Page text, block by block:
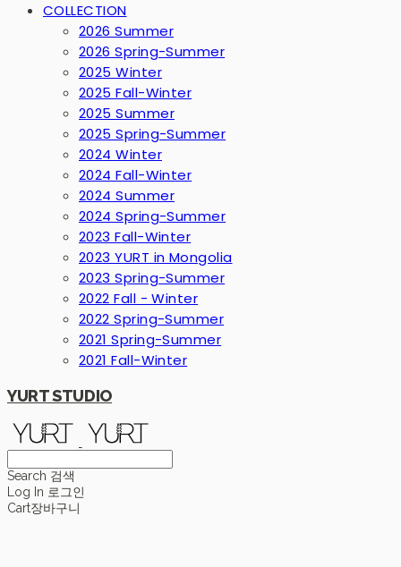
COLLECTION
2026 Summer
2026 Spring-Summer
2025 Winter
2025 Fall-Winter
2025 Summer
2025 Spring-Summer
2024 Winter
2024 Fall-Winter
2024 Summer
2024 Spring-Summer
2023 Fall-Winter
2023 YURT in Mongolia
2023 Spring-Summer
2022 Fall - Winter
2022 Spring-Summer
2021 Spring-Summer
2021 Fall-Winter
YURT STUDIO
Search 검색
Log In 로그인
Cart장바구니